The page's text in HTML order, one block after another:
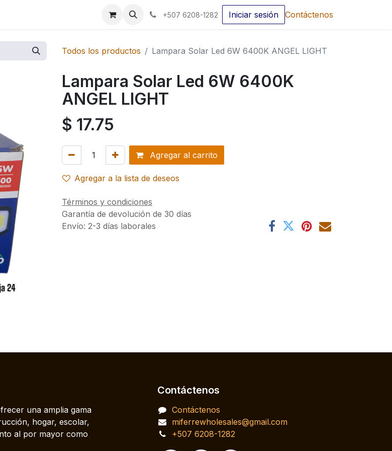
+507 6208-1282 Iniciar sesión Contáctenos
Todos los productos Lampara Solar Led 6W 6400K ANGEL LIGHT
Lampara Solar Led 6W 6400K
ANGEL LIGHT
$ 17.75
Agregar al carrito
Agregar a la lista de deseos
Términos y condiciones
Garantía de devolución de 30 días
Envío: 2-3 días laborales
una amplia gama
hogar, escolar,
al por mayor como
Contáctenos
Contáctenos
miferrewholesales@gmail.com
+507 6208-1282